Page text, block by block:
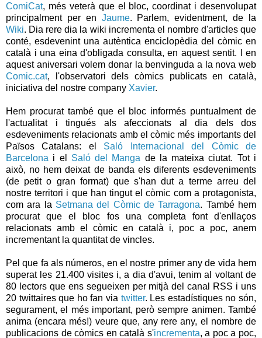
ComiCat, més veterà que el bloc, coordinat i desenvolupat
principalment per en Jaume. Parlem, evidentment, de la
Wiki. Dia rere dia la wiki incrementa el nombre d'articles que
conté, esdevenint una autèntica enciclopèdia del còmic en
català i una eina d'obligada consulta, en aquest sentit. I en
aquest aniversari volem donar la benvinguda a la nova web
Comic.cat, l'observatori dels còmics publicats en català,
iniciativa del nostre company Xavier.
Hem procurat també que el bloc informés puntualment de
l'actualitat i tingués als afeccionats al dia dels dos
esdeveniments relacionats amb el còmic més importants del
Països Catalans: el Saló Internacional del Còmic de
Barcelona i el Saló del Manga de la mateixa ciutat. Tot i
això, no hem deixat de banda els diferents esdeveniments
(de petit o gran format) que s'han dut a terme arreu del
nostre territori i que han tingut el còmic com a protagonista,
com ara la Setmana del Còmic de Tarragona. També hem
procurat que el bloc fos una completa font d'enllaços
relacionats amb el còmic en català i, poc a poc, anem
incrementant la quantitat de vincles.
Pel que fa als números, en el nostre primer any de vida hem
superat les 21.400 visites i, a dia d'avui, tenim al voltant de
80 lectors que ens segueixen per mitjà del canal RSS i uns
20 twittaires que ho fan via twitter. Les estadístiques no són,
segurament, el més important, però sempre animen. També
anima (encara més!) veure que, any rere any, el nombre de
publicacions de còmics en català s'incrementa, a poc a poc,